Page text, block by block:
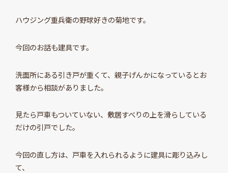
ハウジング重兵衛の野球好きの菊地です。
今回のお話も建具です。
洗面所にある引き戸が重くて、親子げんかになっているとお
客様から相談がありました。
見たら戸車もついていない、敷居すべりの上を滑らしている
だけの引戸でした。
今回の直し方は、戸車を入れられるように建具に彫り込みし
て、